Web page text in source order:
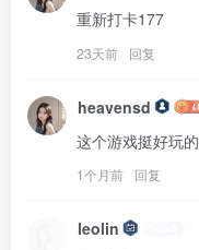
重新打卡177
23天前 回复
heavensd
这个游戏挺好玩的
1个月前 回复
leolin